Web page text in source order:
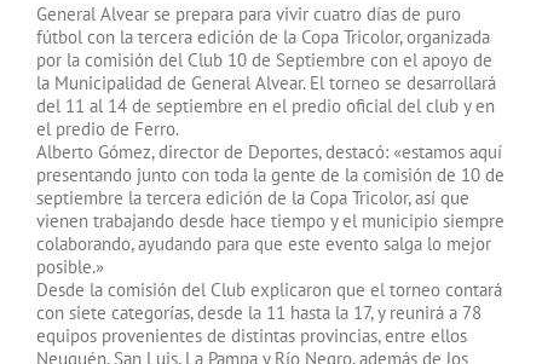
General Alvear se prepara para vivir cuatro días de puro
fútbol con la tercera edición de la Copa Tricolor, organizada
por la comisión del Club 10 de Septiembre con el apoyo de
la Municipalidad de General Alvear. El torneo se desarrollará
del 11 al 14 de septiembre en el predio oficial del club y en
el predio de Ferro.
Alberto Gómez, director de Deportes, destacó: «estamos aquí
presentando junto con toda la gente de la comisión de 10 de
septiembre la tercera edición de la Copa Tricolor, así que
vienen trabajando desde hace tiempo y el municipio siempre
colaborando, ayudando para que este evento salga lo mejor
posible.»
Desde la comisión del Club explicaron que el torneo contará
con siete categorías, desde la 11 hasta la 17, y reunirá a 78
equipos provenientes de distintas provincias, entre ellos
Neuquén, San Luis, La Pampa y Río Negro, además de los